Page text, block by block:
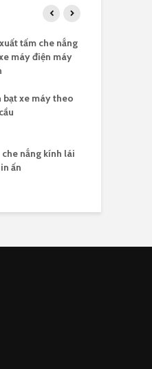
tấm che nắng
máy điện máy
bạt xe máy theo
che nắng kính lái
ấn